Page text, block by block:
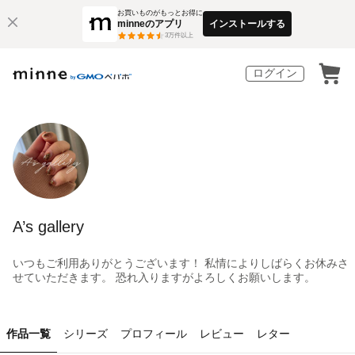
お買いものがもっとお得に
minneのアプリ
3万件以上
インストールする
ログイン
A’s gallery
いつもご利用ありがとうございます！ 私情によりしばらくお休みさ
せていただきます。 恐れ入りますがよろしくお願いします。
作品一覧 シリーズ プロフィール レビュー レター